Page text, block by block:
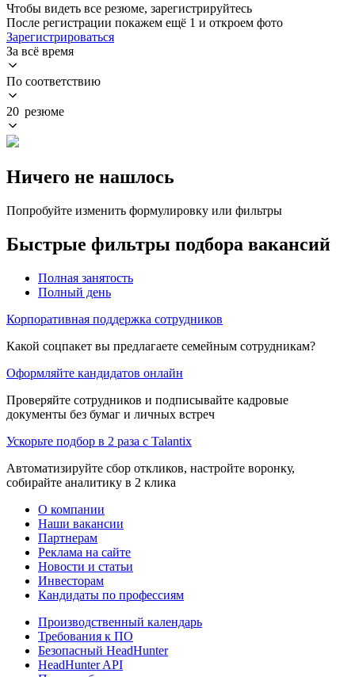
Чтобы видеть все резюме, зарегистрируйтесь
После регистрации покажем ещё 1 и откроем фото
Зарегистрироваться
За всё время
По соответствию
20 резюме
Ничего не нашлось
Попробуйте изменить формулировку или фильтры
Быстрые фильтры подбора вакансий
Полная занятость
Полный день
Корпоративная поддержка сотрудников
Какой соцпакет вы предлагаете семейным сотрудникам?
Оформляйте кандидатов онлайн
Проверяйте сотрудников и подписывайте кадровые
документы без бумаг и личных встреч
Ускорьте подбор в 2 раза с Talantix
Автоматизируйте сбор откликов, настройте воронку,
собирайте аналитику в 2 клика
О компании
Наши вакансии
Партнерам
Реклама на сайте
Новости и статьи
Инвесторам
Кандидаты по профессиям
Производственный календарь
Требования к ПО
Безопасный HeadHunter
HeadHunter API